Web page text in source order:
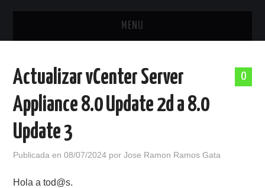
MENU
ACERCA DE
PATROCINADORES
POLÍTICA DE PRIVACIDAD
0
Actualizar vCenter Server
Appliance 8.0 Update 2d a 8.0
Update 3
Publicada en08/07/2024 porJose Ramon Ramos Gata
Hola a tod@s.